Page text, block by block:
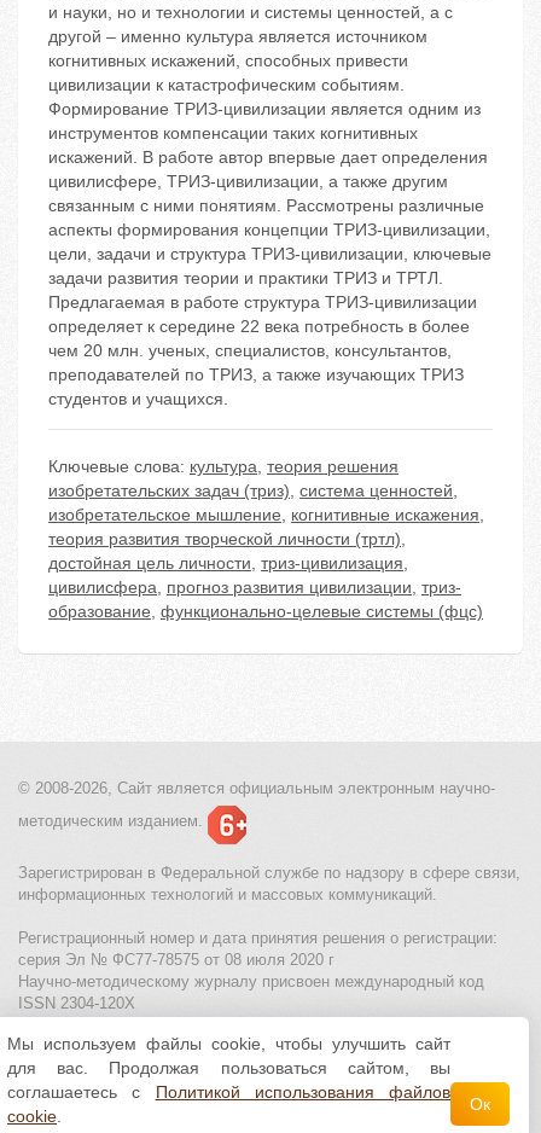
и науки, но и технологии и системы ценностей, а с
другой – именно культура является источником
когнитивных искажений, способных привести
цивилизации к катастрофическим событиям.
Формирование ТРИЗ-цивилизации является одним из
инструментов компенсации таких когнитивных
искажений. В работе автор впервые дает определения
цивилисфере, ТРИЗ-цивилизации, а также другим
связанным с ними понятиям. Рассмотрены различные
аспекты формирования концепции ТРИЗ-цивилизации,
цели, задачи и структура ТРИЗ-цивилизации, ключевые
задачи развития теории и практики ТРИЗ и ТРТЛ.
Предлагаемая в работе структура ТРИЗ-цивилизации
определяет к середине 22 века потребность в более
чем 20 млн. ученых, специалистов, консультантов,
преподавателей по ТРИЗ, а также изучающих ТРИЗ
студентов и учащихся.
Ключевые слова: культура, теория решения
изобретательских задач (триз), система ценностей,
изобретательское мышление, когнитивные искажения,
теория развития творческой личности (тртл),
достойная цель личности, триз-цивилизация,
цивилисфера, прогноз развития цивилизации, триз-
образование, функционально-целевые системы (фцс)
© 2008-2026, Сайт является официальным электронным научно-
методическим изданием.
Зарегистрирован в Федеральной службе по надзору в сфере связи,
информационных технологий и массовых коммуникаций.
Регистрационный номер и дата принятия решения о регистрации:
серия Эл № ФС77-78575 от 08 июля 2020 г
Научно-методическому журналу присвоен международный код
ISSN 2304-120X
МЦИТО|Школьные олимпиады и онлайн конкурсы для детей
Политика использования файлов cookie| Политика обработки и
защиты персональных данных
Мы используем файлы cookie, чтобы улучшить сайт
для вас. Продолжая пользоваться сайтом, вы
соглашаетесь с Политикой использования файлов
cookie
Ок